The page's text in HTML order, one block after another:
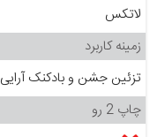
لاتکس
زمینه کاربرد
تزئین جشن و بادکنک آرایی
چاپ 2 رو